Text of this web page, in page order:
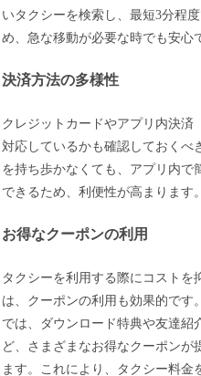
いタクシーを検索し、最短3分程
め、急な移動が必要な時でも安心
決済方法の多様性
クレジットカードやアプリ内決済
対応しているかも確認しておくべ
を持ち歩かなくても、アプリ内で
できるため、利便性が高まります。
お得なクーポンの利用
タクシーを利用する際にコストを
は、クーポンの利用も効果的です
では、ダウンロード特典や友達紹
ど、さまざまなお得なクーポンが
ます。これにより、タクシー料金